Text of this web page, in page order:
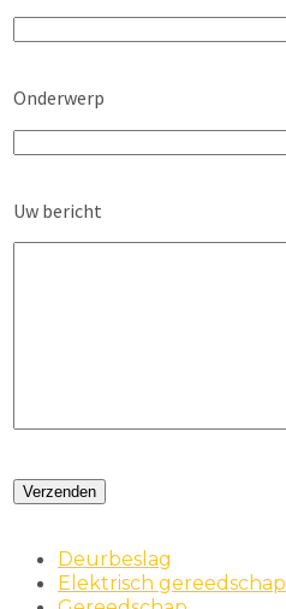
Onderwerp
Uw bericht
Deurbeslag
Elektrisch gereedschap